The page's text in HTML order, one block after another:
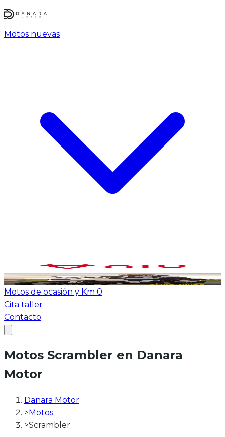
Motos nuevas
Ver todas las motos
ATV-Quad
Motos de ocasión y Km 0
Cita taller
Contacto
Motos Scrambler en Danara
Motor
Danara Motor
>Motos
>Scrambler